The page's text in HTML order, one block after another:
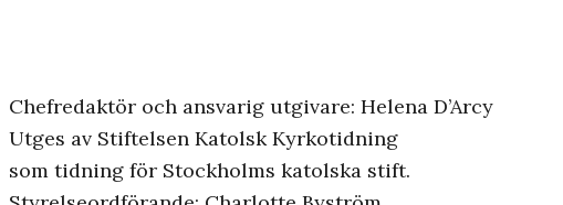
Chefredaktör och ansvarig utgivare: Helena D’Arcy
Utges av Stiftelsen Katolsk Kyrkotidning
som tidning för Stockholms katolska stift.